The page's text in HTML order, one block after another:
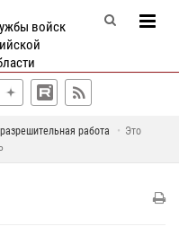
войск
работа
Это